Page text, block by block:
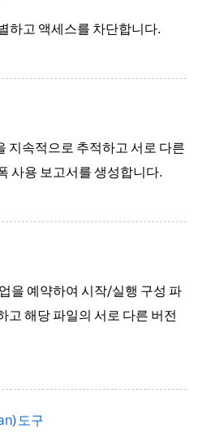
하고 액세스를 차단합니다.
지속적으로 추적하고 서로 다른
사용 보고서를 생성합니다.
을 예약하여 시작/실행 구성 파
고 해당 파일의 서로 다른 버전
도구